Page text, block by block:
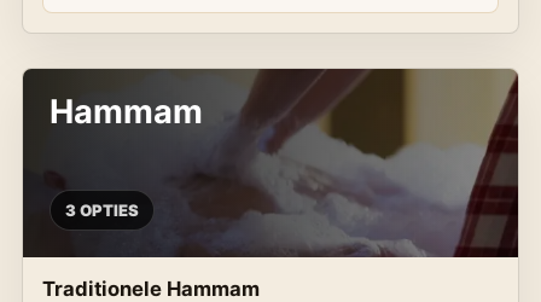
Hammam
3 OPTIES
Traditionele Hammam